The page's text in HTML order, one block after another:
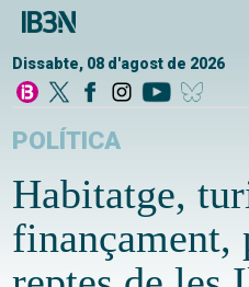
Dissabte, 08 d'agost de 2026
POLÍTICA
Habitatge,
finançament,